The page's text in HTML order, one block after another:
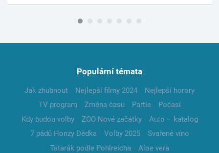
Populární témata
Jak zhubnout Nejlepší filmy 2024
Nejlepší horory
TV program
Změna času Partie
Počasí
Kdy budou volby
ZOO Nové začátky
Auto – katalog
7 pádů Honzy Dědka
Volby 2025
Svařené víno
Tatarák podle Pohlreicha
Aloe vera